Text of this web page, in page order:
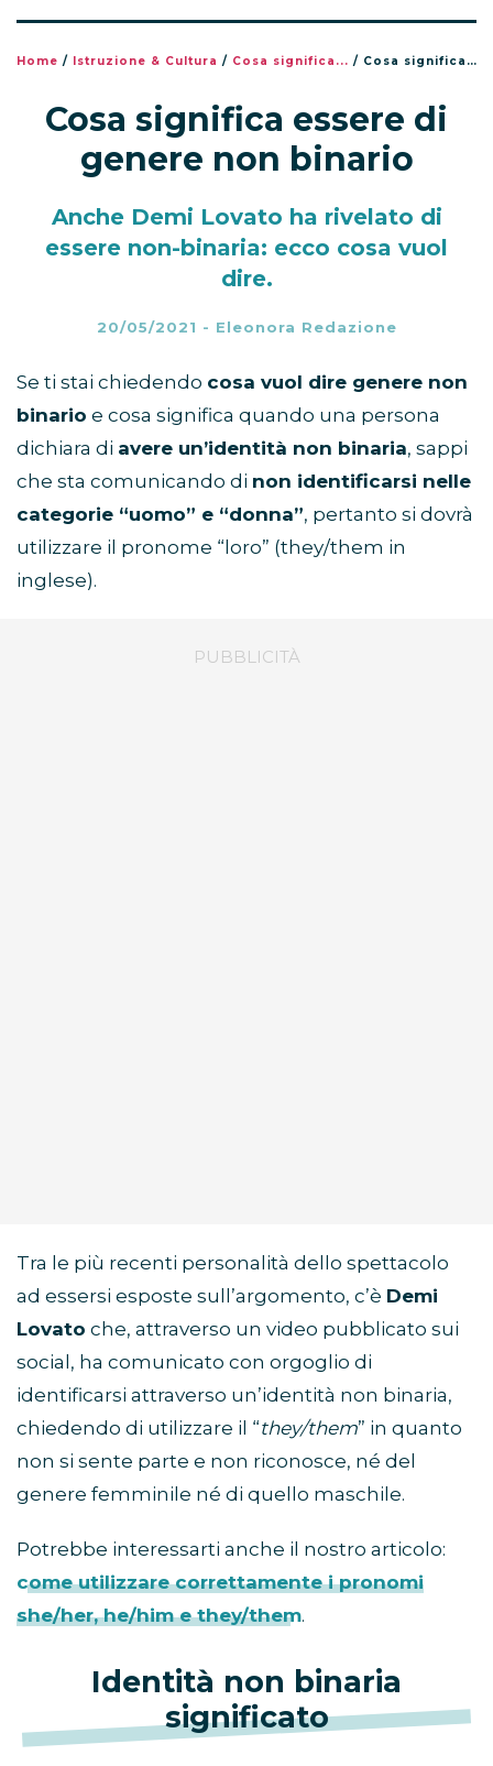
Home / Istruzione & Cultura / Cosa significa... / Cosa significa essere di genere non binario
Cosa significa essere di
genere non binario
Anche Demi Lovato ha rivelato di
essere non-binaria: ecco cosa vuol
dire.
20/05/2021 - Eleonora Redazione
Se ti stai chiedendo cosa vuol dire genere non
binario e cosa significa quando una persona
dichiara di avere un’identità non binaria, sappi
che sta comunicando di non identificarsi nelle
categorie “uomo” e “donna”, pertanto si dovrà
utilizzare il pronome “loro” (they/them in
inglese).
Tra le più recenti personalità dello spettacolo
ad essersi esposte sull’argomento, c’è Demi
Lovato che, attraverso un video pubblicato sui
social, ha comunicato con orgoglio di
identificarsi attraverso un’identità non binaria,
chiedendo di utilizzare il “they/them” in quanto
non si sente parte e non riconosce, né del
genere femminile né di quello maschile.
Potrebbe interessarti anche il nostro articolo:
come utilizzare correttamente i pronomi
she/her, he/him e they/them.
Identità non binaria
significato